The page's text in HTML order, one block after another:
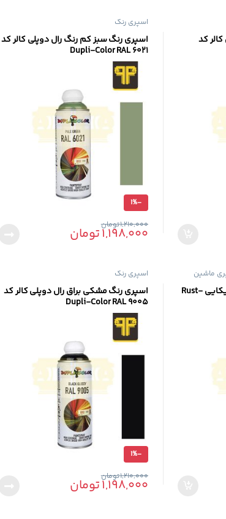
کد
اسپری رنگ
اسپری رنگ سبز کم رنگ رال دوپلی کالر کد
Dupli-Color RAL 6021
-
1%
1,198,000تومان 1,210,000تومان
ماشین
اسپری رنگ رینگ نقره ای آمریکایی Rust-
اسپری رنگ
اسپری رنگ مشکی براق رال دوپلی کالر کد
Dupli-Color RAL 9005
-
1%
1,198,000تومان 1,210,000تومان